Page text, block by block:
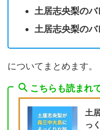
土居志央梨の
土居志央梨のバ
についてまとめます。
こちらも読まれ
土
っ